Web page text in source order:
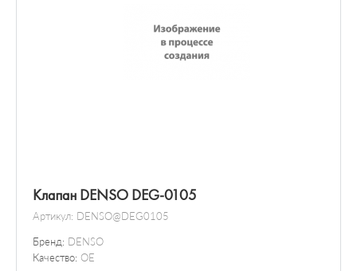
Клапан DENSO DEG-0105
Артикул: DENSO@DEG0105
Бренд: DENSO
Качество: OE